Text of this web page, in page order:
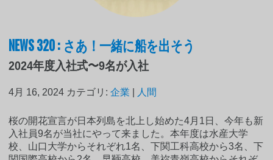
NEWS 320 : さあ！一緒に船を出そう
2024年度入社式〜9名が入社
4月 16, 2024 カテゴリ:企業 人間
桜の開花宣言が日本列島を北上し始めた4月1日、今年も新
入社員9名が当社にやって来ました。本年度は水産大学
校、山口大学からそれぞれ1名、下関工科高校から3名、下